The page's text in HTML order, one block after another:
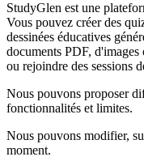
StudyGlen est une
Vous pouvez créer des
dessinées éducatives
documents PDF,
ou rejoindre des sessions
Nous pouvons proposer
fonctionnalités et limites.
Nous pouvons modifier,
moment.